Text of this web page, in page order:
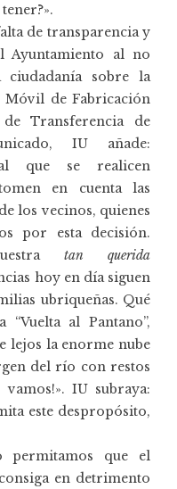
de transparencia y
Ayuntamiento al no
sobre la
Móvil de Fabricación
Transferencia de
IU añade:
que se realicen
en cuenta las
los vecinos, quienes
por esta decisión.
tan querida
hoy en día siguen
ubriqueñas. Qué
al Pantano”,
lejos la enorme nube
del río con restos
IU subraya:
este despropósito,
permitamos que el
en detrimento